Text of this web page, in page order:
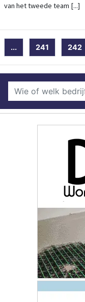
van het tweede team [...]
... 241 242